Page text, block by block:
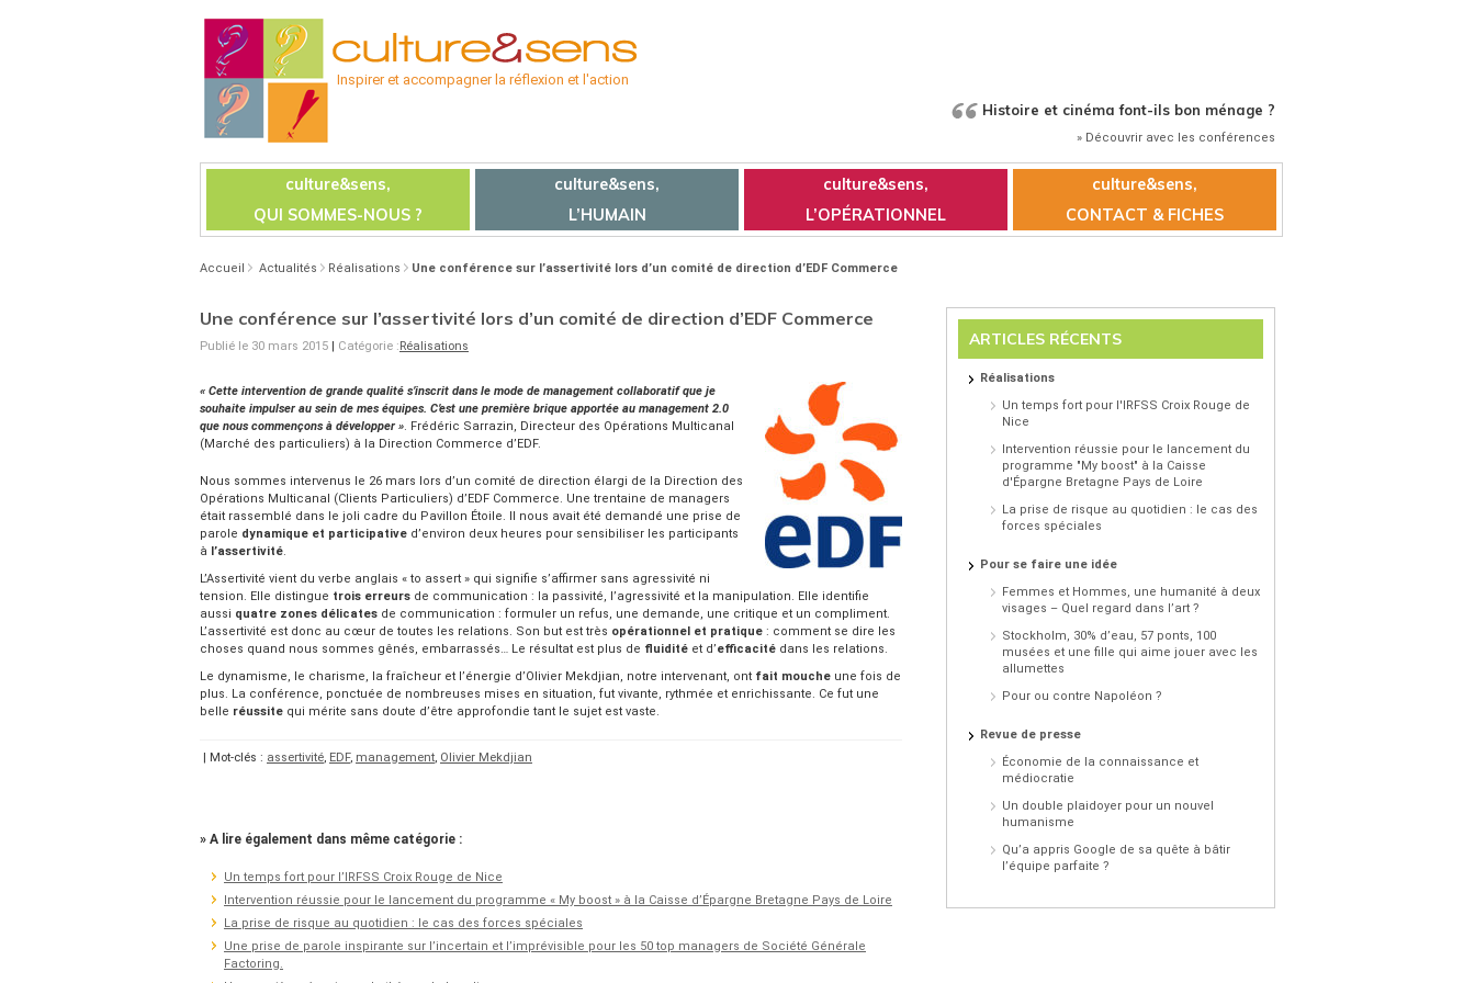
Inspirer et accompagner la réflexion et l'action
Histoire et cinéma font-ils bon ménage ?
» Découvrir avec les conférences
culture&sens,
QUI SOMMES-NOUS ?
culture&sens,
L’HUMAIN
culture&sens,
L’OPÉRATIONNEL
culture&sens,
CONTACT & FICHES
Accueil Actualités Réalisations Une conférence sur l’assertivité lors d’un comité de direction d’EDF Commerce
Une conférence sur l’assertivité lors d’un comité de direction d’EDF Commerce
Publié le 30 mars 2015 | Catégorie :Réalisations
« Cette intervention de grande qualité s’inscrit dans le mode de management collaboratif que je
souhaite impulser au sein de mes équipes. C’est une première brique apportée au management 2.0
que nous commençons à développer ». Frédéric Sarrazin, Directeur des Opérations Multicanal
(Marché des particuliers) à la Direction Commerce d’EDF.
Nous sommes intervenus le 26 mars lors d’un comité de direction élargi de la Direction des
Opérations Multicanal (Clients Particuliers) d’EDF Commerce. Une trentaine de managers
était rassemblé dans le joli cadre du Pavillon Étoile. Il nous avait été demandé une prise de
parole dynamique et participative d’environ deux heures pour sensibiliser les participants
à l’assertivité.
L’Assertivité vient du verbe anglais « to assert » qui signifie s’affirmer sans agressivité ni
tension. Elle distingue trois erreurs de communication : la passivité, l’agressivité et la manipulation. Elle identifie
aussi quatre zones délicates de communication : formuler un refus, une demande, une critique et un compliment.
L’assertivité est donc au cœur de toutes les relations. Son but est très opérationnel et pratique : comment se dire les
choses quand nous sommes gênés, embarrassés… Le résultat est plus de fluidité et d’efficacité dans les relations.
Le dynamisme, le charisme, la fraîcheur et l’énergie d’Olivier Mekdjian, notre intervenant, ont fait mouche une fois de
plus. La conférence, ponctuée de nombreuses mises en situation, fut vivante, rythmée et enrichissante. Ce fut une
belle réussite qui mérite sans doute d’être approfondie tant le sujet est vaste.
| Mot-clés : assertivité, EDF, management, Olivier Mekdjian
» A lire également dans même catégorie :
Un temps fort pour l’IRFSS Croix Rouge de Nice
Intervention réussie pour le lancement du programme « My boost » à la Caisse d’Épargne Bretagne Pays de Loire
La prise de risque au quotidien : le cas des forces spéciales
Une prise de parole inspirante sur l’incertain et l’imprévisible pour les 50 top managers de Société Générale
Factoring.
ARTICLES RÉCENTS
Réalisations
Un temps fort pour l'IRFSS Croix Rouge de
Nice
Intervention réussie pour le lancement du
programme "My boost" à la Caisse
d'Épargne Bretagne Pays de Loire
La prise de risque au quotidien : le cas des
forces spéciales
Pour se faire une idée
Femmes et Hommes, une humanité à deux
visages – Quel regard dans l’art ?
Stockholm, 30% d’eau, 57 ponts, 100
musées et une fille qui aime jouer avec les
allumettes
Pour ou contre Napoléon ?
Revue de presse
Économie de la connaissance et
médiocratie
Un double plaidoyer pour un nouvel
humanisme
Qu’a appris Google de sa quête à bâtir
l’équipe parfaite ?